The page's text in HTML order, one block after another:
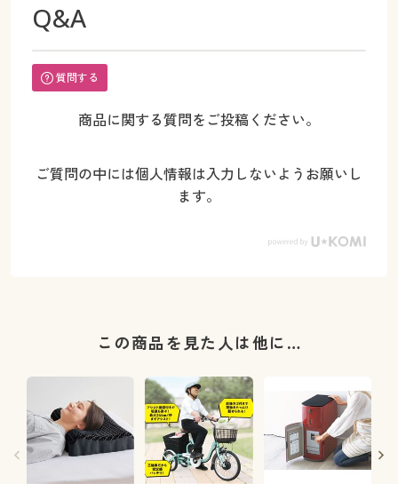
Q&A
質問する
商品に関する質問をご投稿ください。
ご質問の中には個人情報は入力しないようお願いし
ます。
この商品を見た人は他に…